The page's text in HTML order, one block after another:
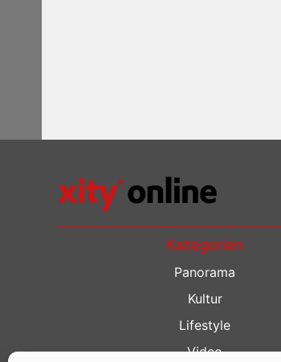
Kategorien
Panorama
Kultur
Lifestyle
Video